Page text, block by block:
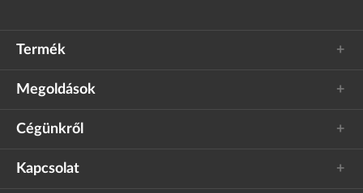
Termék
Megoldások
Cégünkről
Kapcsolat